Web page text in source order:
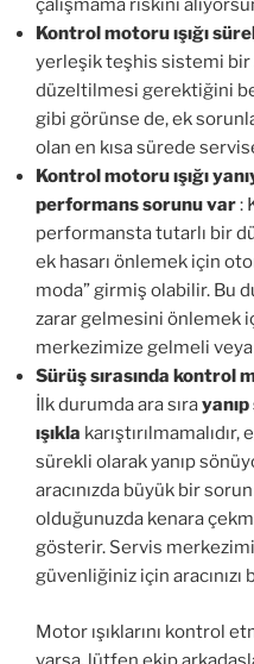
çalışmama riskini
Kontrol motoru ışığı
yerleşik teşhis sistemi bir
düzeltilmesi gerektiğini
gibi görünse de, ek
olan en kısa sürede
Kontrol motoru ışığı
performans sorunu var:
performansta tutarlı bir
ek hasarı önlemek için
moda” girmiş olabilir. Bu
zarar gelmesini önlemek
merkezimize gelmeli
Sürüş sırasında kontrol
İlk durumda ara sıra
ışıkla
sürekli olarak yanıp
aracınızda büyük bir
olduğunuzda kenara
gösterir. Servis
güvenliğiniz için
Motor ışıklarını kontrol